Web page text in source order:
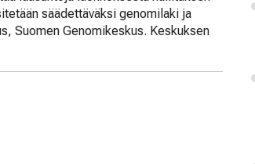
säädettäväksi genomilaki ja
Suomen Genomikeskus. Keskuksen